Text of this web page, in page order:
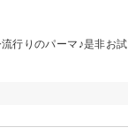
行りのパーマ♪是非お試